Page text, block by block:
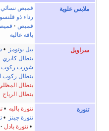
ملابس علوية قميص نسائي
رداء ذو
قميص
ياقة عالية
سراويل بيل بوتومز •
بنطال كابري
شورت ركوب
بنطال ركوب
بنطال
بنطال الرياح
تنورة تنورة باليه •
تنورة جينز
•
•تنورة بادل